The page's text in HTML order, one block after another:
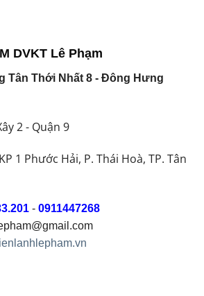
DVKT Lê Phạm
Tân Thới Nhất 8 - Đông Hưng
2 - Quận 9
1 Phước Hải, P. Thái Hoà, TP. Tân
- 0911447268